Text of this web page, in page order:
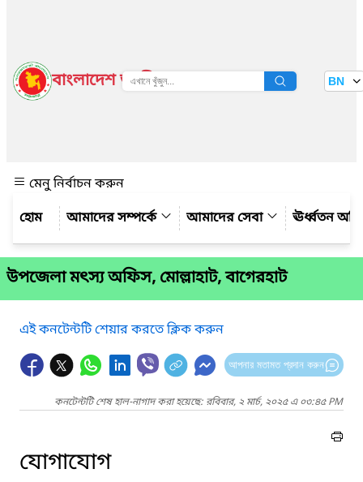
বাংলাদেশ জাতীয় তথ্য বাতায়ন BN
মেনু নির্বাচন করুন
আমাদের সম্পর্কে
আমাদের সেবা ঊর্ধ্বতন
উপজেলা মৎস্য অফিস, মোল্লাহাট, বাগেরহাট
এই কনটেন্টটি শেয়ার করতে ক্লিক করুন
আপনার মতামত প্রদান করুন
কনটেন্টটি শেষ হাল-নাগাদ করা হয়েছে: রবিবার, ২ মার্চ, ২০২৫ এ ০৩:৪৫ PM
যোগাযোগ